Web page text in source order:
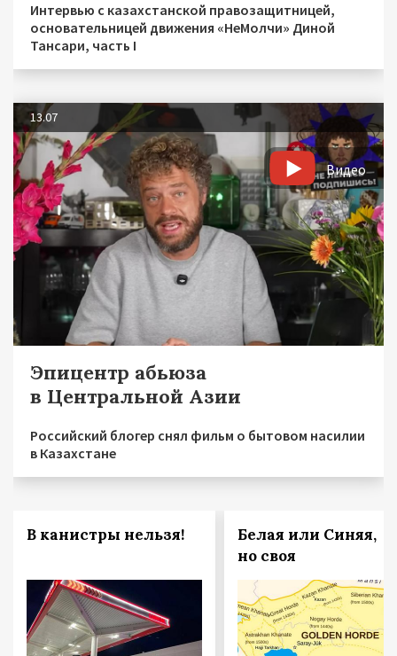
Интервью с казахстанской правозащитницей,
основательницей движения «НеМолчи» Диной
Тансари, часть I
13.07
Видео
Эпицентр абьюза
в Центральной Азии
Российский блогер снял фильм о бытовом насилии
в Казахстане
В канистры нельзя!
Белая или Синяя,
но своя